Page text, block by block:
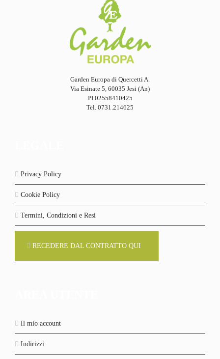
Garden Europa di Quercetti A.
Via Esinate 5, 60035 Jesi (An)
PI 02558410425
Tel. 0731.214625
Privacy Policy
Cookie Policy
Termini, Condizioni e Resi
RECEDERE DAL CONTRATTO QUI
Il mio account
Indirizzi